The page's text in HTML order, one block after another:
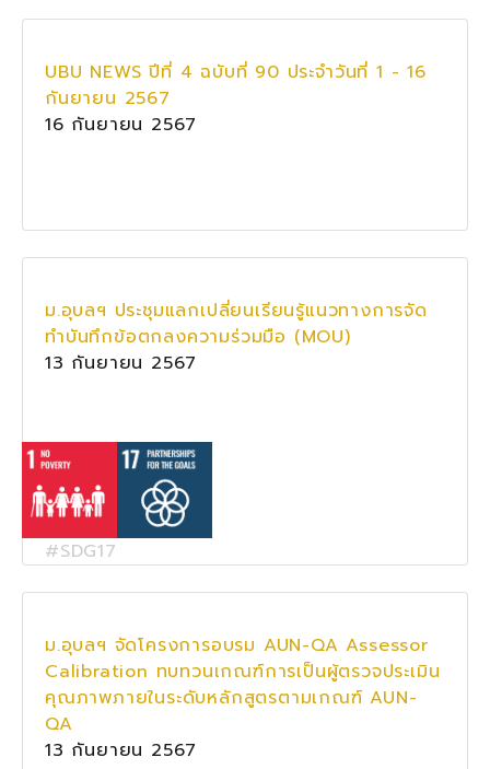
UBU NEWS ปีที่ 4 ฉบับที่ 90 ประจำวันที่ 1 - 16
กันยายน 2567
16 กันยายน 2567
ม.อุบลฯ ประชุมแลกเปลี่ยนเรียนรู้แนวทางการจัด
ทำบันทึกข้อตกลงความร่วมมือ (MOU)
13 กันยายน 2567
#SDG17
ม.อุบลฯ จัดโครงการอบรม AUN-QA Assessor
Calibration ทบทวนเกณฑ์การเป็นผู้ตรวจประเมิน
คุณภาพภายในระดับหลักสูตรตามเกณฑ์ AUN-
QA
13 กันยายน 2567